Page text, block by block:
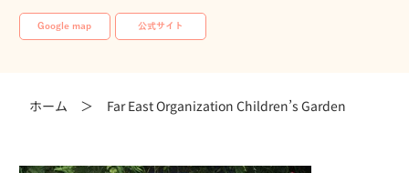
Google map 公式サイト
ホーム ＞ Far East Organization Children’s Garden